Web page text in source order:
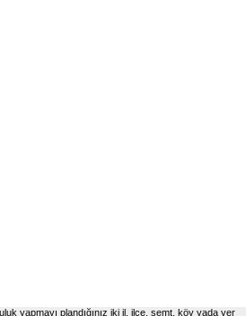
yapmayı plandığınız iki il, ilçe, semt, köy yada yer